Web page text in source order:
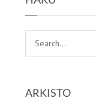
ARKISTO